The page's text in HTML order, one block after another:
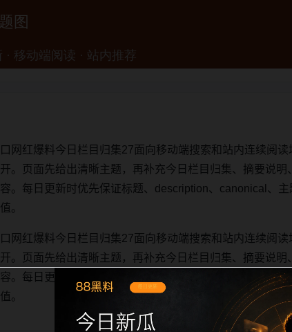
网红爆料今日栏目归集27面向移动端搜索和站内连续阅
。页面先给出清晰主题，再补充今日栏目归集、摘要说
。每日更新时优先保证标题、description、canonical、
。
网红爆料今日栏目归集27面向移动端搜索和站内连续阅
。页面先给出清晰主题，再补充今日栏目归集、摘要说
。每日更新时优先保证标题、description、canonical、
。